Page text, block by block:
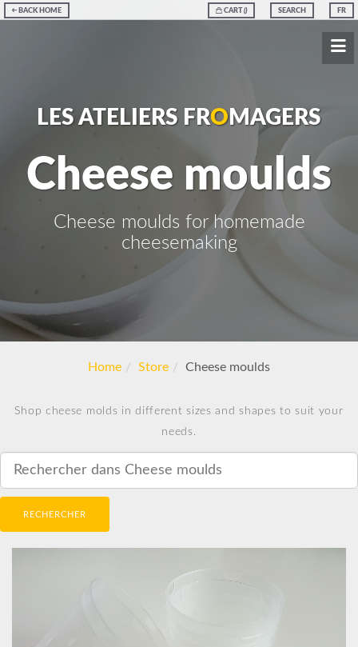
FR
SEARCH
CART ()
BACK HOME
LES ATELIERS FRO MAGERS
Cheese moulds
Cheese moulds for homemade
cheesemaking
Home Store Cheese moulds
Shop cheese molds in different sizes and shapes to suit your
needs.
RECHERCHER